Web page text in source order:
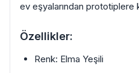
ev eşyalarından prototiplere
Özellikler:
Renk: Elma Yeşili